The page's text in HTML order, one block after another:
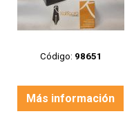
Código: 98651
Más información